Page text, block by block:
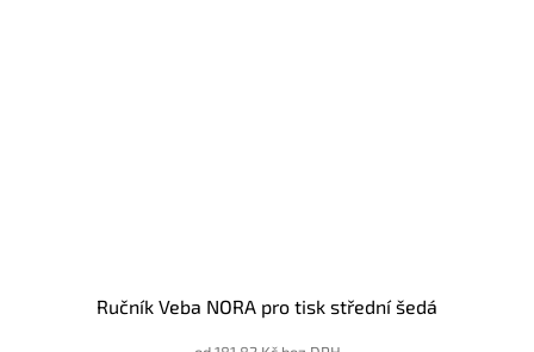
Ručník Veba NORA pro tisk střední šedá